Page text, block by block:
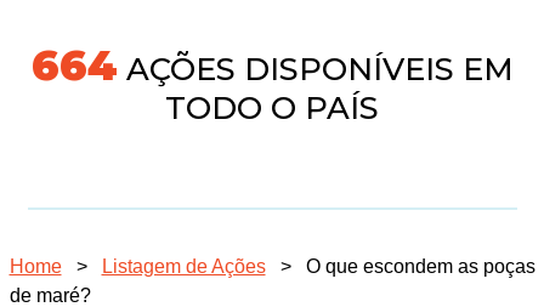
718AÇÕES DISPONÍVEIS EM
TODO O PAÍS
Home > Listagem de Ações >
O que escondem as poças
de maré?